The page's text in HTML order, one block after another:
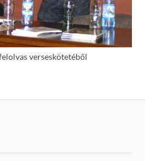
verseskötetéből